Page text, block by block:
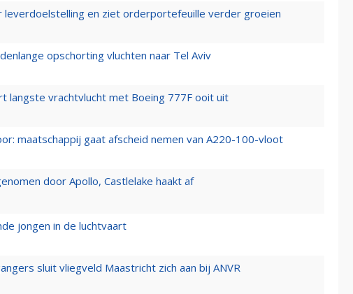
leverdoelstelling en ziet orderportefeuille verder groeien
opschorting vluchten naar Tel Aviv
langste vrachtvlucht met Boeing 777F ooit uit
maatschappij gaat afscheid nemen van A220-100-vloot
door Apollo, Castlelake haakt af
jongen in de luchtvaart
sluit vliegveld Maastricht zich aan bij ANVR